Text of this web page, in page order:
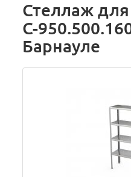
Стеллаж
С-
Барнауле